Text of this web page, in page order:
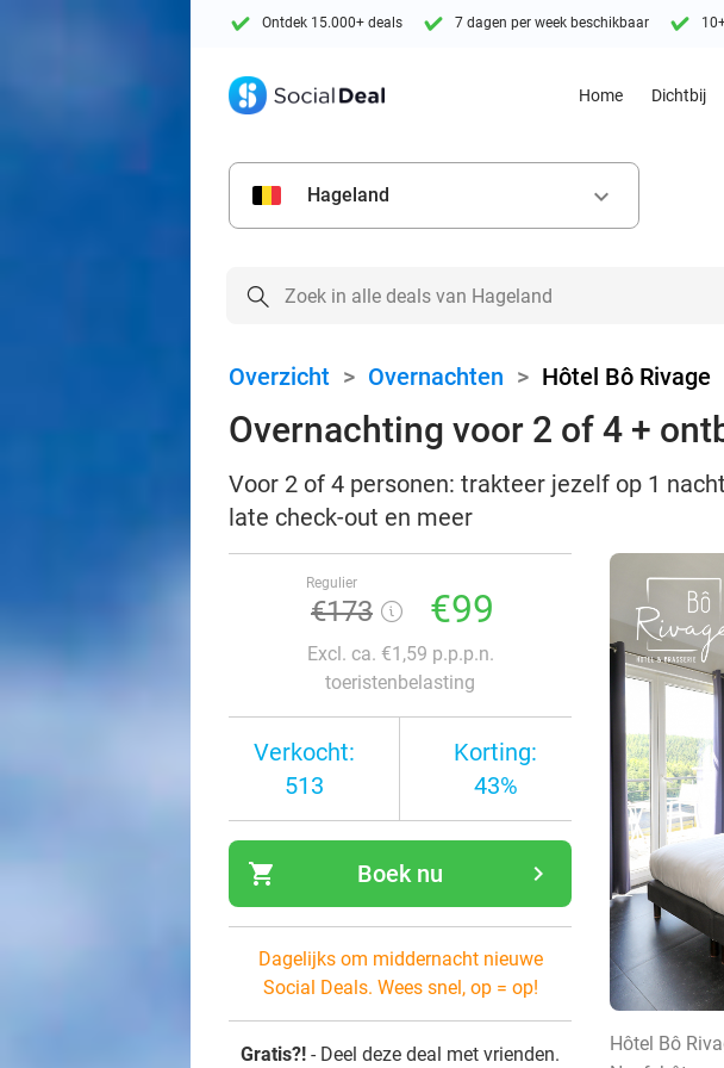
Ontdek 15.000+ deals 7 dagen per week beschikbaar
Home Dichtbij
Hageland keyboard_arrow_down
Overzicht > Overnachten > Hôtel Bô Rivage
Overnachting voor 2 of 4 +
Voor 2 of 4 personen: trakteer jezelf op 1
late check-out en meer
Regulier
€173 €99
Excl. ca. €1,59 p.p.p.n.
toeristenbelasting
Verkocht:
513
Korting:
43%
shopping_cart navigate_next
Boek nu
Dagelijks om middernacht nieuwe
Social Deals. Wees snel, op = op!
Gratis?! - Deel deze deal met vrienden.
Hôtel Bô